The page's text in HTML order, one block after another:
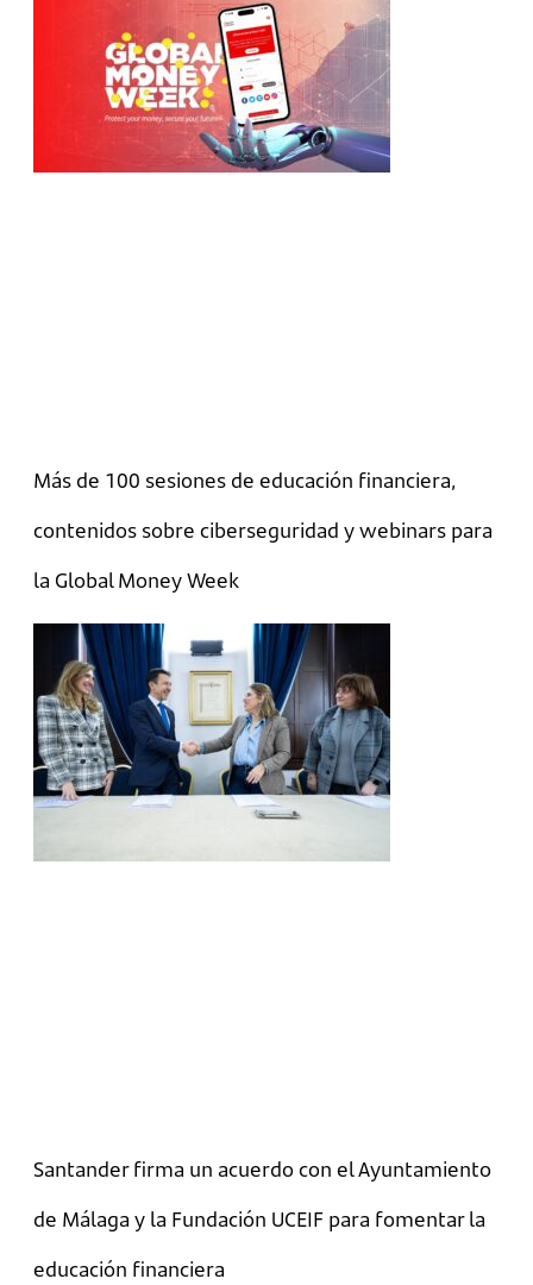
Más de 100 sesiones de educación financiera,
contenidos sobre ciberseguridad y webinars para
la Global Money Week
Santander firma un acuerdo con el Ayuntamiento
de Málaga y la Fundación UCEIF para fomentar la
educación financiera